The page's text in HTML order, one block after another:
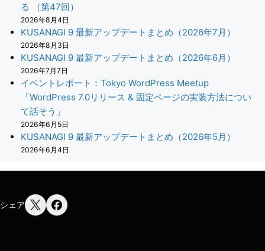
る （第47回）
2026年8月4日
KUSANAGI 9 最新アップデートまとめ（2026年7月）
2026年8月3日
KUSANAGI 9 最新アップデートまとめ（2026年6月）
2026年7月7日
イベントレポート：Tokyo WordPress Meetup
「WordPress 7.0リリース & 固定ページの実装方法につい
て話そう」
2026年6月5日
KUSANAGI 9 最新アップデートまとめ（2026年5月）
2026年6月4日
シェア